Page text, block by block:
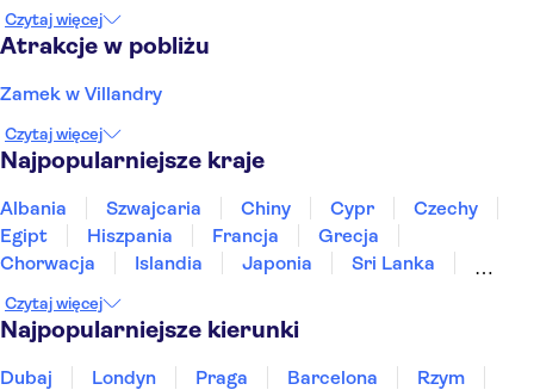
Czytaj więcej
Atrakcje w pobliżu
Zamek w Villandry
Czytaj więcej
Najpopularniejsze kraje
Albania Szwajcaria Chiny Cypr
Czechy
Egipt
Hiszpania Francja
Grecja
Chorwacja
Islandia Japonia
Sri Lanka
Tunezja
Turcja Wietnam
Czytaj więcej
Najpopularniejsze kierunki
Dubaj Londyn Praga Barcelona
Rzym